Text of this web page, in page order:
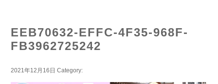
EEB70632-EFFC-4F35-968F-
FB3962725242
2021年12月16日 Category: